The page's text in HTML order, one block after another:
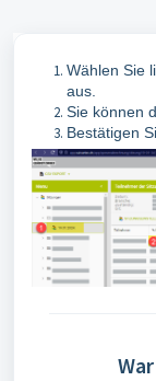
Wählen Sie
aus.
Sie können
Bestätigen